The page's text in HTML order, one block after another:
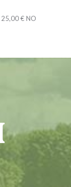
25,00 € NO